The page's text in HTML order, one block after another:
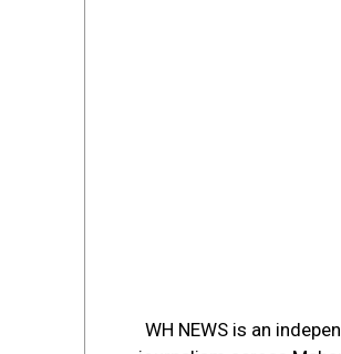
WH NEWS is an